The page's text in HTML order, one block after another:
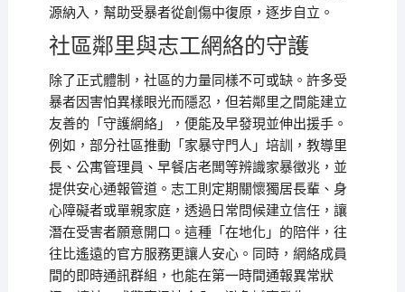
源納入，幫助受暴者從創傷中復原，逐步自立。
社區鄰里與志工網絡的守護
除了正式體制，社區的力量同樣不可或缺。許多受
暴者因害怕異樣眼光而隱忍，但若鄰里之間能建立
友善的「守護網絡」，便能及早發現並伸出援手。
例如，部分社區推動「家暴守門人」培訓，教導里
長、公寓管理員、早餐店老闆等辨識家暴徵兆，並
提供安心通報管道。志工則定期關懷獨居長輩、身
心障礙者或單親家庭，透過日常問候建立信任，讓
潛在受害者願意開口。這種「在地化」的陪伴，往
往比遙遠的官方服務更讓人安心。同時，網絡成員
間的即時通訊群組，也能在第一時間通報異常狀